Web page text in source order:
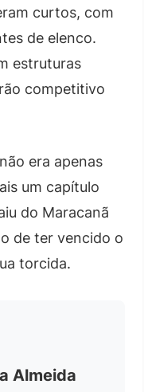
curtos, com
de elenco.
estruturas
competitivo
era apenas
um capítulo
do Maracanã
de ter vencido o
torcida.
Almeida